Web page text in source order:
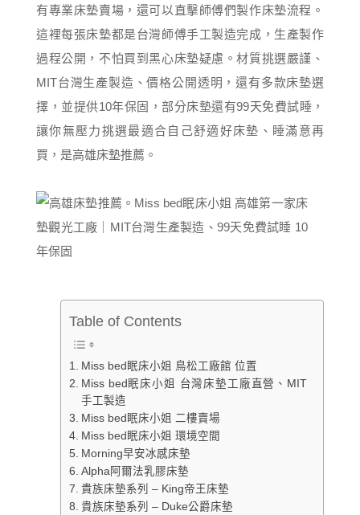
有專業床墊賣場，還可以直擊師傅們製作床墊流程。
這裡每張床墊都是台灣師傅手工製造完成，生產製作
過程公開，不怕買到黑心床墊疑慮。材質挑選嚴謹、
MIT台灣生產製造、價格公開透明，還有多款床墊選
擇，並提供10年保固，部分床墊還有99天免費試睡，
讓你無壓力挑選最適合自己舒適好床墊、睡滿意再
買，是高雄床墊推薦。
Table of Contents
Miss bed眠床小姐 鳥松工廠館 位置
Miss bed眠床小姐 台灣床墊工廠直營、MIT
手工製造
Miss bed眠床小姐 二樓賣場
Miss bed眠床小姐 環境空間
Morning早安冰感床墊
Alpha阿爾法乳膠床墊
貴族床墊系列 – King帝王床墊
貴族床墊系列 – Duke公爵床墊